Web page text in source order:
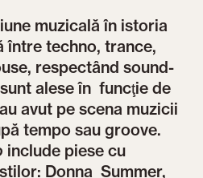
muzicală în istoria
între techno, trance,
respectând sound-
alese în funcţie de
avut pe scena muzicii
tempo sau groove.
include piese cu
Donna Summer,